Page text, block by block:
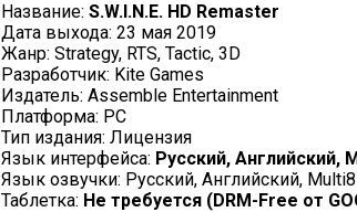
Название: S.W.I.N.E. HD Remaster
Дата выхода: 23 мая 2019
Жанр: Strategy, RTS, Tactic, 3D
Разработчик: Kite Games
Издатель: Assemble Entertainment
Платформа: PC
Тип издания: Лицензия
Язык интерфейса: Русский, Английский,
Язык озвучки: Русский, Английский, Multi8
Таблетка: Не требуется (DRM-Free от